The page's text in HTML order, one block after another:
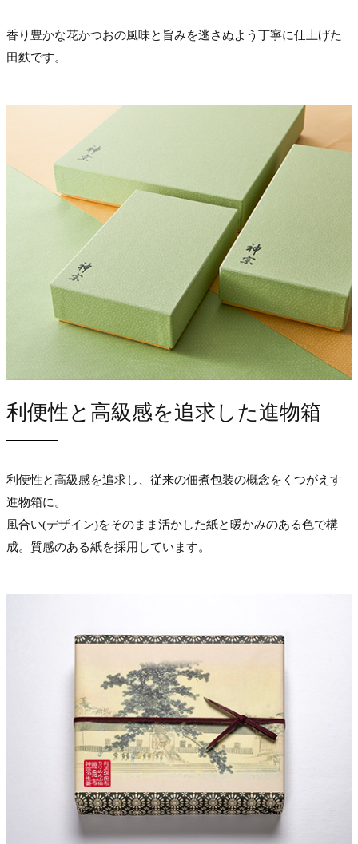
香り豊かな花かつおの風味と旨みを逃さぬよう丁寧に仕上げた
田麩です。
利便性と高級感を追求した進物箱
利便性と高級感を追求し、従来の佃煮包装の概念をくつがえす
進物箱に。
風合い(デザイン)をそのまま活かした紙と暖かみのある色で構
成。質感のある紙を採用しています。